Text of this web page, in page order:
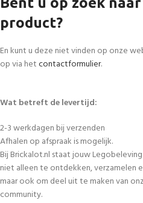
product?
En kunt u deze niet vinden op onze
op via hetcontactformulier.
Wat betreft de levertijd:
2-3 werkdagen bij verzenden
Afhalen op afspraak is mogelijk.
Bij Brickalot.nl staat jouw
niet alleen te ontdekken, verzamelen
maar ook om deel uit te maken van
community.